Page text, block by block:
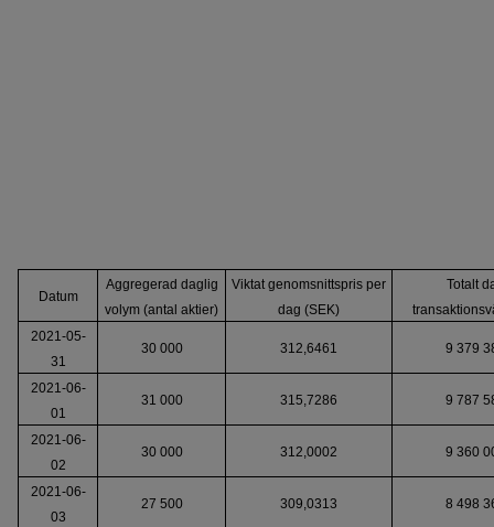
Datum
Aggregerad daglig
volym (antal aktier)
Viktat genomsnittspris per
dag (SEK)
Totalt
2021-05-
31
30 000 312,6461 9 379
2021-06-
01
31 000 315,7286 9 787
2021-06-
02
30 000 312,0002 9 360
2021-06-
03
27 500 309,0313 8 498